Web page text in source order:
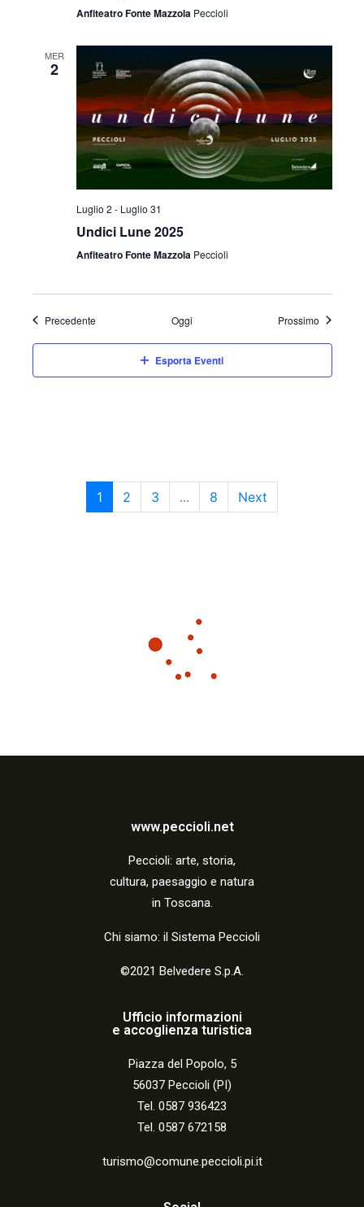
Anfiteatro Fonte Mazzola Peccioli
MER
2
Luglio 2 - Luglio 31
Undici Lune 2025
Anfiteatro Fonte Mazzola Peccioli
PrecedenteEventi Oggi Prossimo Eventi
Esporta Eventi
1 2 3 ... 8 Next
www.peccioli.net
Peccioli: arte, storia,
cultura, paesaggio e natura
in Toscana.
Chi siamo: il Sistema Peccioli
©2021 Belvedere S.p.A.
Ufficio informazioni
e accoglienza turistica
Piazza del Popolo, 5
56037 Peccioli (PI)
Tel. 0587 936423
Tel. 0587 672158
turismo@comune.peccioli.pi.it